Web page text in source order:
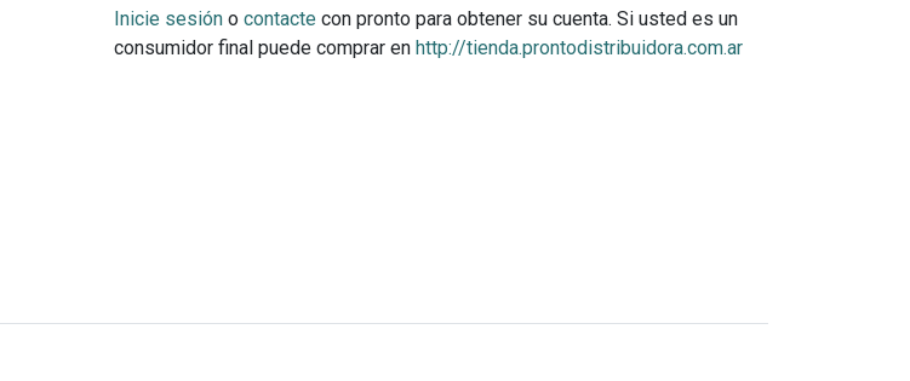
Inicie sesión o contacte con pronto para obtener su cuenta. Si usted es un
consumidor final puede comprar en http://tienda.prontodistribuidora.com.ar